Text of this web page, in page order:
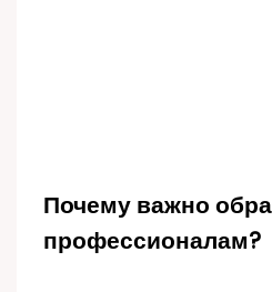
Почему важно
профессионалам?